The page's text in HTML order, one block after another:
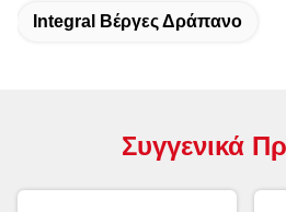
Integral Βέργες Δράπανο
Συγγενικά